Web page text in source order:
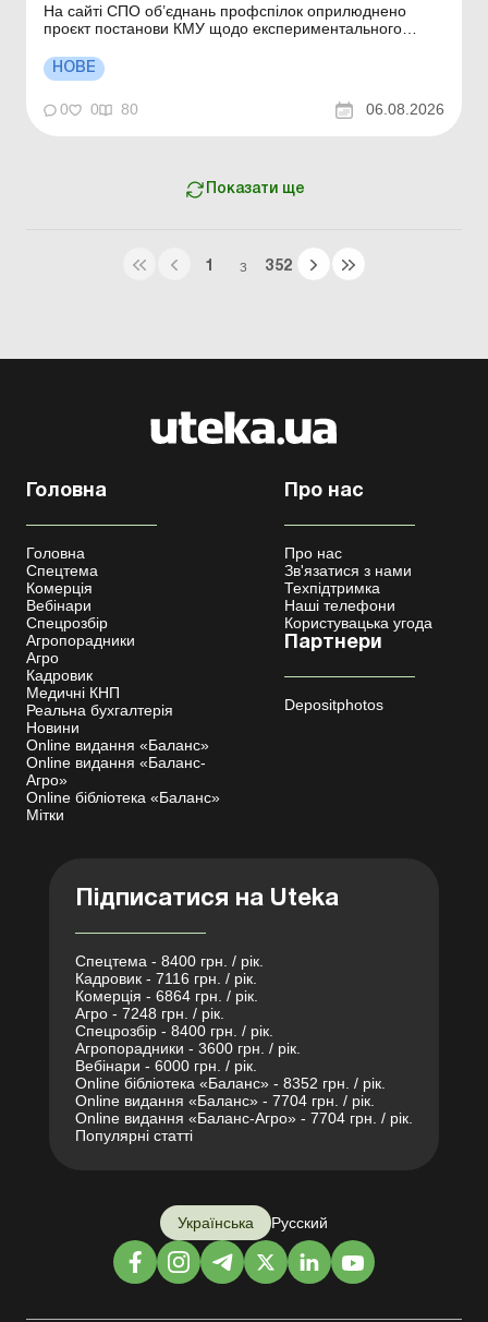
На сайті СПО об’єднань профспілок оприлюднено
проєкт постанови КМУ щодо експериментального
охорони праці. Розглянемо, що пропонують автори
документу. Більше за темою: Охорона праці: права
працівників, обов’язки роботодавця, служба охорони
п...
НОВЕ
0 0 80 06.08.2026
Показати ще
1 З 352
Головна
Головна
Спецтема
Комерція
Вебінари
Спецрозбір
Агропорадники
Агро
Кадровик
Медичні КНП
Реальна бухгалтерія
Новини
Online видання «Баланс»
Online видання «Баланс-
Агро»
Online бібліотека «Баланс»
Мітки
Про нас
Про нас
Зв'язатися з нами
Техпідтримка
Наші телефони
Користувацька угода
Партнери
Depositphotos
Підписатися на Uteka
Спецтема - 8400 грн. / рік.
Кадровик - 7116 грн. / рік.
Комерція - 6864 грн. / рік.
Агро - 7248 грн. / рік.
Спецрозбір - 8400 грн. / рік.
Агропорадники - 3600 грн. / рік.
Вебінари - 6000 грн. / рік.
Online бібліотека «Баланс» - 8352 грн. / рік.
Online видання «Баланс» - 7704 грн. / рік.
Online видання «Баланс-Агро» - 7704 грн. / рік.
Популярні статті
Українська Русский